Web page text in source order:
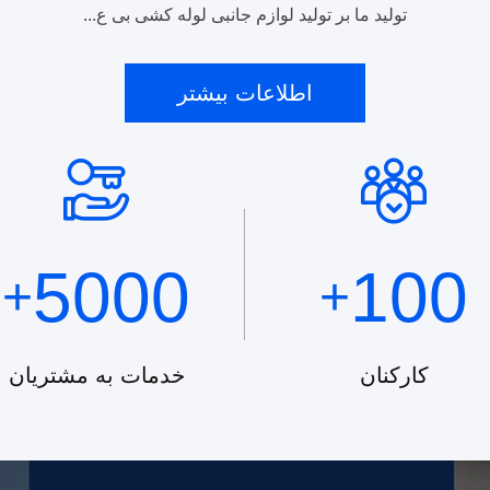
توليد ما بر توليد لوازم جانبی لوله کشی بی ع...
اطلاعات بیشتر
100
+
کارکنان
5000
+
خدمات به مشتریان